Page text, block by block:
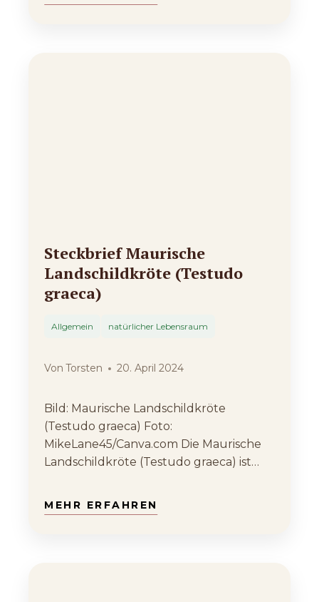
Allgemein natürlicher Lebensraum
Steckbrief Maurische
Landschildkröte (Testudo
graeca)
Von Torsten 20. April 2024
Bild: Maurische Landschildkröte
(Testudo graeca) Foto:
MikeLane45/Canva.com Die Maurische
Landschildkröte (Testudo graeca) ist